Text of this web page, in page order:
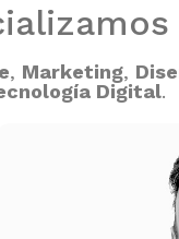
, Marketing,
Digital.